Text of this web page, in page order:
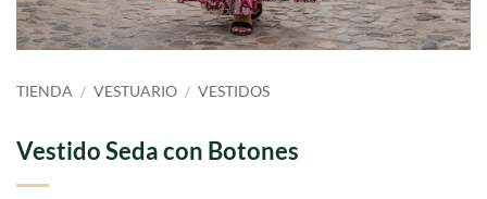
TIENDA / VESTUARIO / VESTIDOS
Vestido Seda con Botones